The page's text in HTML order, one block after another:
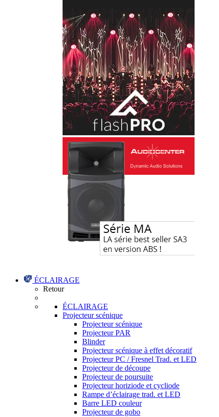
ÉCLAIRAGE
Retour
ÉCLAIRAGE
Projecteur scénique
Projecteur scénique
Projecteur PAR
Blinder
Projecteur scénique à effet décoratif
Projecteur PC / Fresnel Trad. et LED
Projecteur de découpe
Projecteur de poursuite
Projecteur horiziode et cycliode
Rampe d’éclairage trad. et LED
Barre LED couleur
Projecteur de gobo